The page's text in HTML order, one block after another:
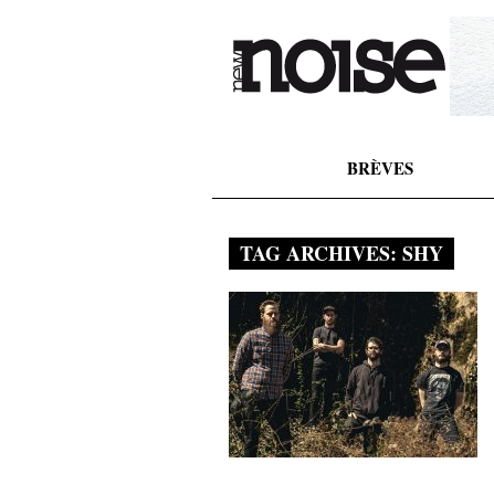
BRÈVES
TAG ARCHIVES: SHY